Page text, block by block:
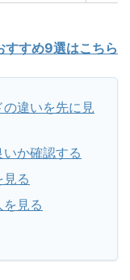
すすめ9選はこちら
違いを先に見
か確認する
る
見る